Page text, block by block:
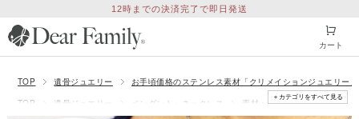
12時までの決済完了で即日発送
カート
TOP 遺骨ジュエリー
お手頃価格のステンレス素材「クリメイションジュエリー」
TOP
遺骨ジュエリー ペンダント・ネックレス
素材：ステンレス
＋カテゴリをすべて見る